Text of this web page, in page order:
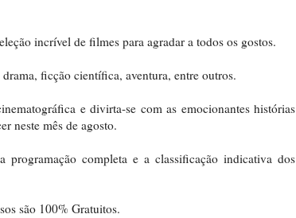
incrível de filmes para agradar a todos os gostos.
ficção científica, aventura, entre outros.
e divirta-se com as emocionantes histórias
neste mês de agosto.
programação completa e a classificação indicativa dos
são 100% Gratuitos.